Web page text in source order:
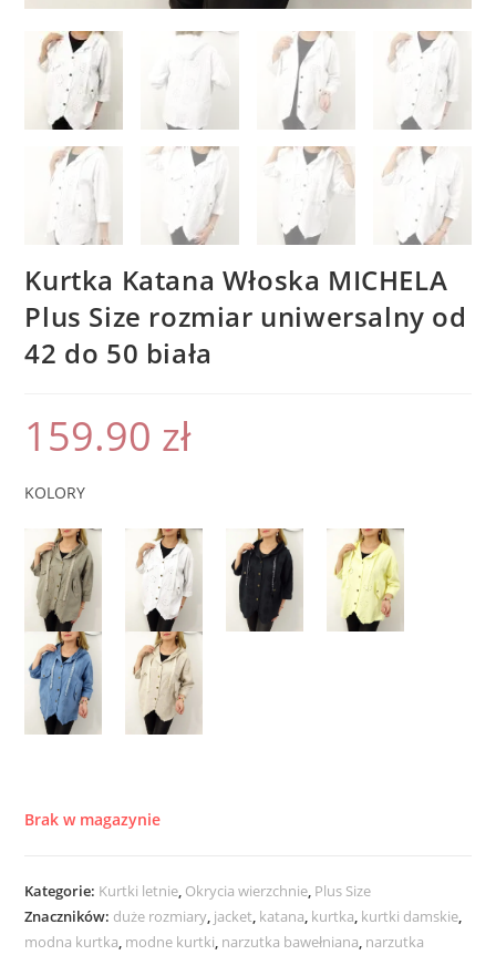
Kurtka Katana Włoska MICHELA
Plus Size rozmiar uniwersalny od
42 do 50 biała
159.90 zł
KOLORY
Brak w magazynie
Kategorie: Kurtki letnie, Okrycia wierzchnie, Plus Size
Znaczników: duże rozmiary, jacket, katana, kurtka, kurtki damskie,
modna kurtka, modne kurtki, narzutka bawełniana, narzutka